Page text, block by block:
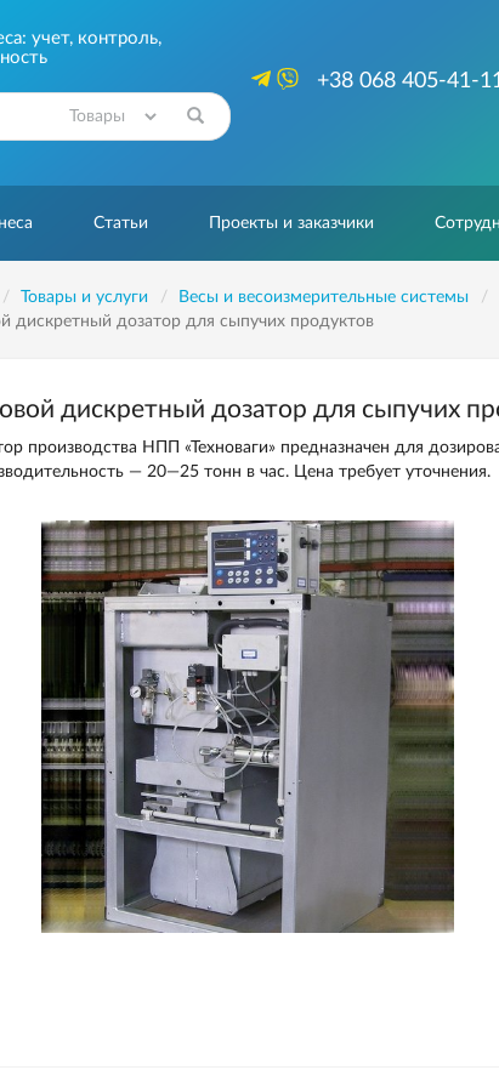
учет, контроль,
+38 068 405-41-
Статьи Проекты и заказчики
Товары и услуги Весы и весоизмерительные системы
дискретный дозатор для сыпучих продуктов
дискретный дозатор для сыпучих
производства НПП «Техноваги» предназначен для
— 20—25 тонн в час. Цена требует уточнения.